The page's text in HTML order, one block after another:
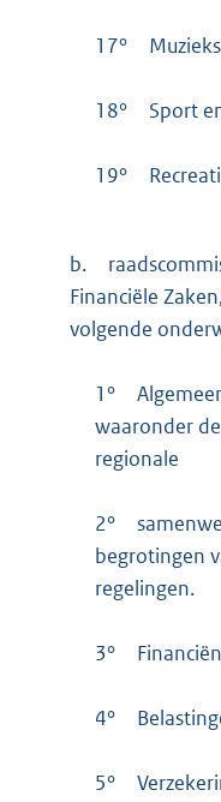
17°
18° Sport
19°
b.
Financiële
volgende
1°
waaronder
regionale
2°
begrotingen
regelingen.
3°
4°
5°